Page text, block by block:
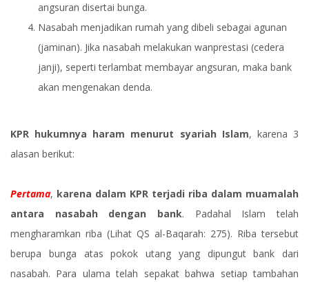
angsuran disertai bunga.
Nasabah menjadikan rumah yang dibeli sebagai agunan
(jaminan). Jika nasabah melakukan wanprestasi (cedera
janji), seperti terlambat membayar angsuran, maka bank
akan mengenakan denda.
KPR hukumnya haram menurut syariah Islam, karena 3
alasan berikut:
Pertama, karena dalam KPR terjadi riba dalam muamalah
antara nasabah dengan bank. Padahal Islam telah
mengharamkan riba (Lihat QS al-Baqarah: 275). Riba tersebut
berupa bunga atas pokok utang yang dipungut bank dari
nasabah. Para ulama telah sepakat bahwa setiap tambahan